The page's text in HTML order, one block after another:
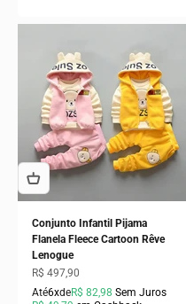
Conjunto Infantil Pijama
Flanela Fleece Cartoon Rêve
Lenogue
Preço promocional
R$ 497,90
Até6xdeR$ 82,98 Sem Juros